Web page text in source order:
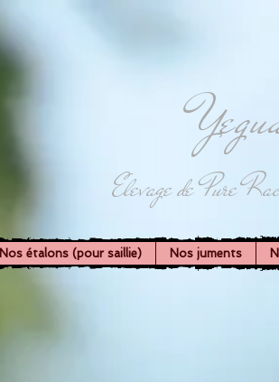
Elevage de Pure
Nos étalons (pour saillie) Nos juments